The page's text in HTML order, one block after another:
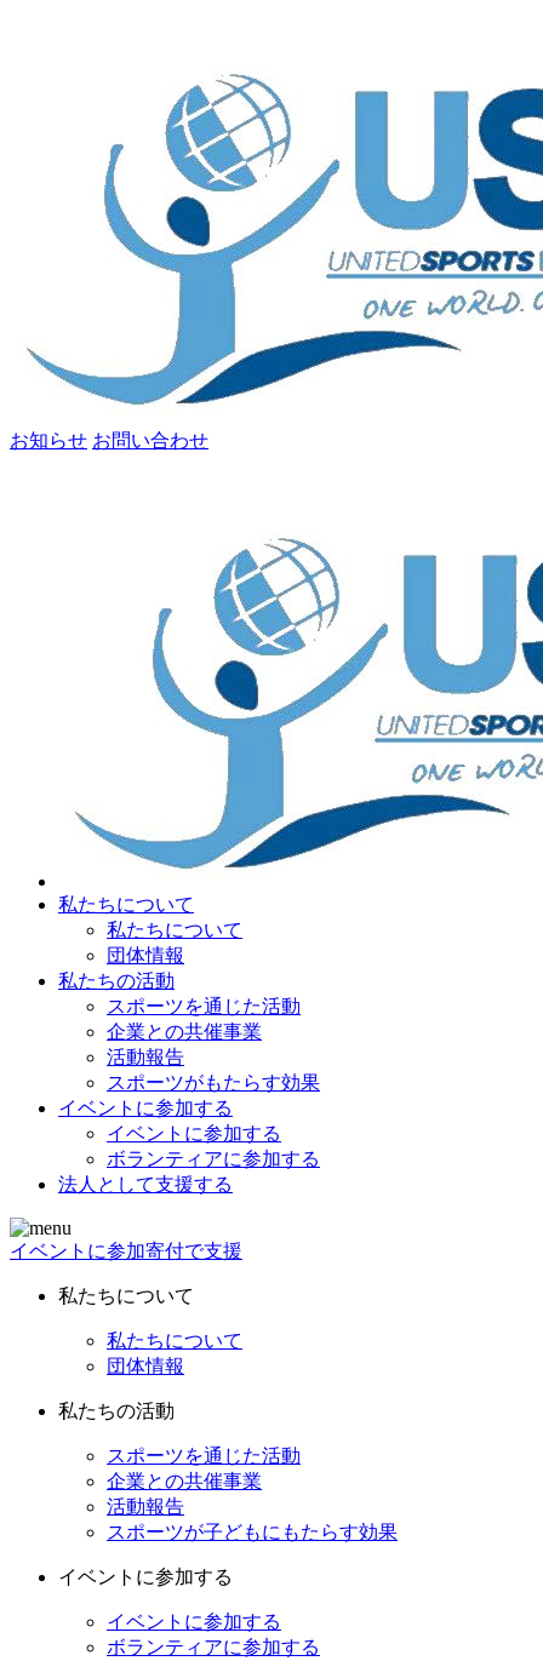
お知らせ お問い合わせ
私たちについて
私たちについて
団体情報
私たちの活動
スポーツを通じた活動
企業との共催事業
活動報告
スポーツがもたらす効果
イベントに参加する
イベントに参加する
ボランティアに参加する
法人として支援する
イベントに参加寄付で支援
私たちについて
私たちについて
団体情報
私たちの活動
スポーツを通じた活動
企業との共催事業
活動報告
スポーツが子どもにもたらす効果
イベントに参加する
イベントに参加する
ボランティアに参加する